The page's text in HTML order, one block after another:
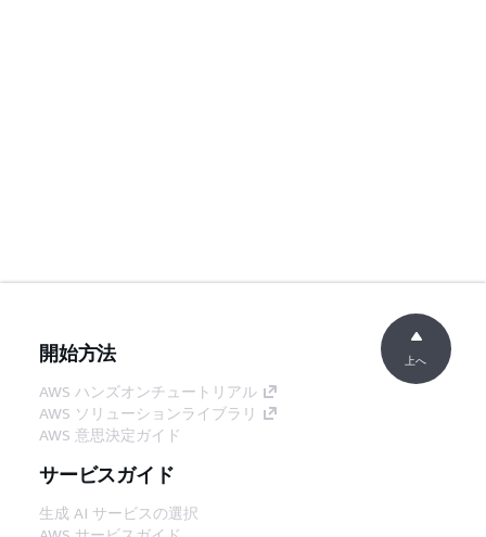
開始方法
AWS ハンズオンチュートリアル
AWS ソリューションライブラリ
AWS 意思決定ガイド
サービスガイド
生成 AI サービスの選択
上へ